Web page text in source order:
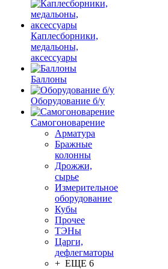
Каплесборники,
медальоны,
аксессуары
Баллоны
Оборудование б/у
Самогоноварение
Арматура
Бражные
колонны
Дрожжи,
сырье
Измерительное
оборудование
Кубы
Прочее
ТЭНы
Царги,
дефлегматоры
+ ЕЩЕ 6